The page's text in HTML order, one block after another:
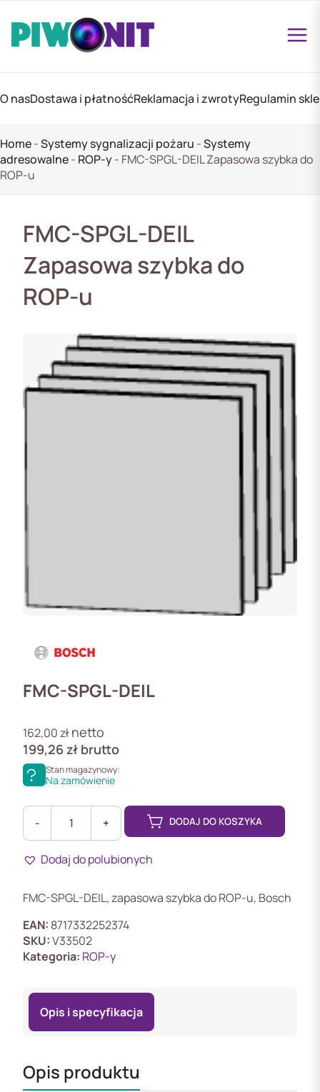
O nasDostawa i płatnośćReklamacja i zwrotyRegulamin
Home-Systemy sygnalizacji pożaru -Systemy
adresowalne- ROP-y- FMC-SPGL-DEIL Zapasowa szybka do
ROP-u
FMC-SPGL-DEIL
Zapasowa szybka do
ROP-u
FMC-SPGL-DEIL
162,00złnetto
199,26 zł brutto
Stan magazynowy:
Na zamówienie
-
FMC-
SPGL-
Zapasowa
do
ROP-
u
+ DODAJ DO KOSZYKA
Dodaj do polubionych
FMC-SPGL-DEIL, zapasowa szybka do ROP-u, Bosch
EAN: 8717332252374
SKU:V33502
Kategoria: ROP-y
Opis i specyfikacja
Opis produktu